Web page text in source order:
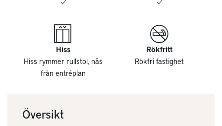
Hiss
Hiss rymmer rullstol, nås
från entréplan
Rökfritt
Rökfri fastighet
Översikt